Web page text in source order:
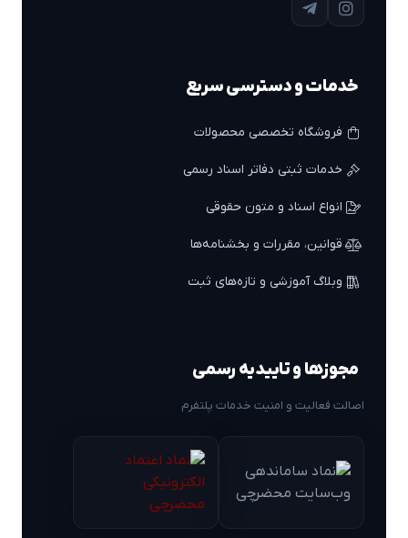
خدمات و دسترسی سریع
فروشگاه تخصصی محصولات
خدمات ثبتی دفاتر اسناد رسمی
انواع اسناد و متون حقوقی
قوانین، مقررات و بخشنامه‌ها
وبلاگ آموزشی و تازه‌های ثبت
مجوزها و تاییدیه رسمی
اصالت فعالیت و امنیت خدمات پلتفرم